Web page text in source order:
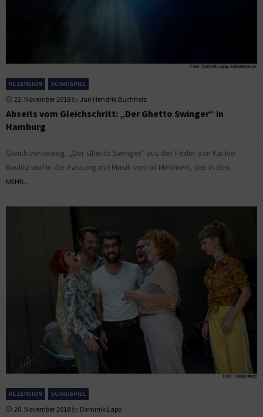
REZENSION SCHAUSPIEL
22. November 2018 by Jan Hendrik Buchholz
Abseits vom Gleichschritt: „Der Ghetto Swinger“ in
Hamburg
Gleich vorneweg: „Der Ghetto Swinger“ aus der Feder von Kai Ivo
Baulitz und in der Fassung mit Musik von Gil Mehmert, der in den...
MEHR...
REZENSION SCHAUSPIEL
20. November 2018 by Dominik Lapp